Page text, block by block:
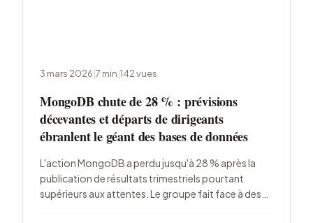
3 mars 2026|7 min|142vues
MongoDB chute de 28 % : prévisions
décevantes et départs de dirigeants
ébranlent le géant des bases de données
L'action MongoDB a perdu jusqu'à 28 % après la
publication de résultats trimestriels pourtant
supérieurs aux attentes. Le groupe fait face à des